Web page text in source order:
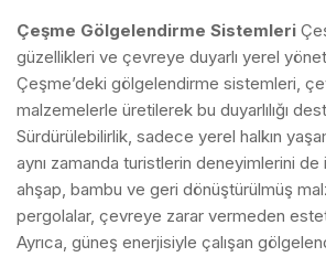
Çeşme Gölgelendirme Sistemleri
güzellikleri ve çevreye duyarlı yerel
Çeşme’deki gölgelendirme sistemleri,
malzemelerle üretilerek bu duyarlılığı
Sürdürülebilirlik, sadece yerel halkın
aynı zamanda turistlerin deneyimlerini de
ahşap, bambu ve geri dönüştürülmüş
pergolalar, çevreye zarar vermeden
Ayrıca, güneş enerjisiyle çalışan